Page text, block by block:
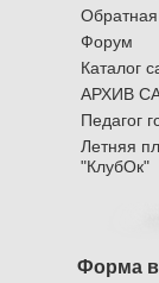
Обратная
Форум
Каталог
АРХИВ
Педагог
Летняя
"КлубОк"
Форма